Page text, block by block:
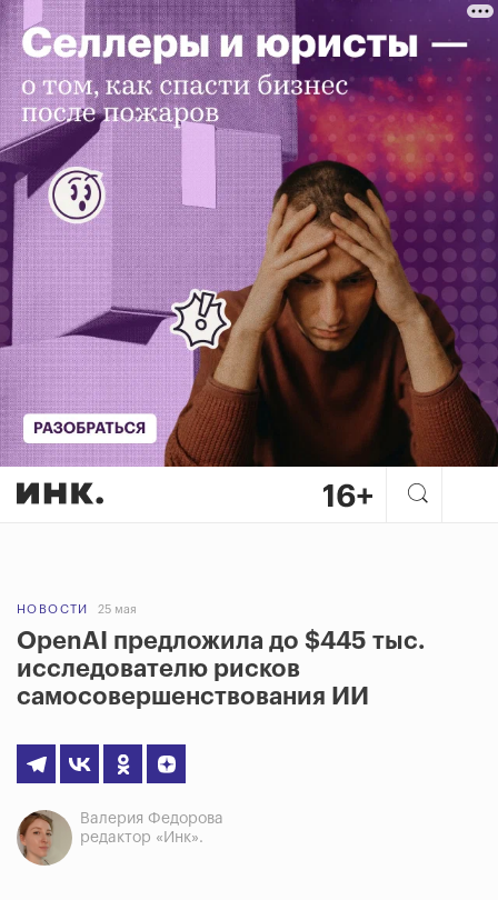
НОВОСТИ 25 мая
OpenAI предложила до $445 тыс.
исследователю рисков
самосовершенствования ИИ
Валерия Федорова
редактор «Инк».